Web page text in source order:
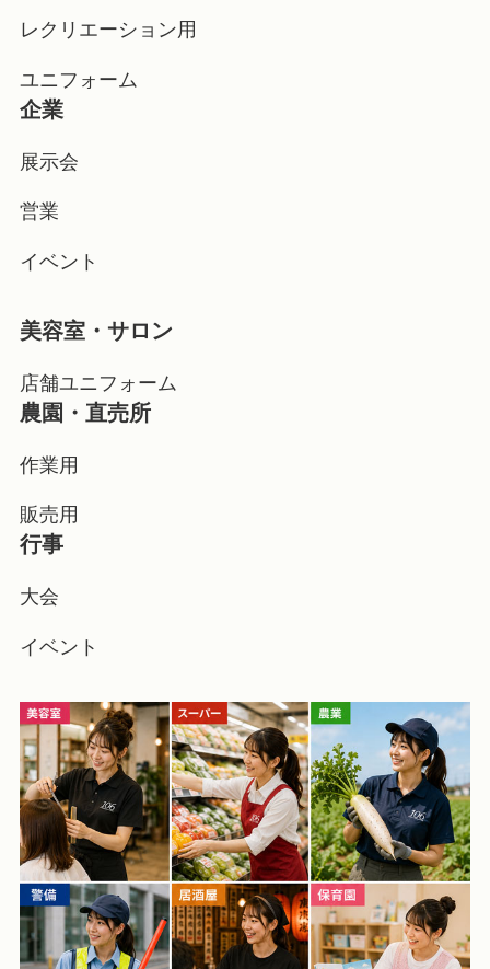
レクリエーション用
ユニフォーム
企業
展示会
営業
イベント
美容室・サロン
店舗ユニフォーム
農園・直売所
作業用
販売用
行事
大会
イベント